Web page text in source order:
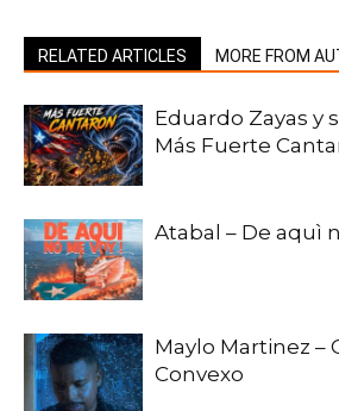
RELATED ARTICLES MORE FROM
Eduardo Zayas y
Más Fuerte
Atabal – De aquì
Maylo Martinez –
Convexo